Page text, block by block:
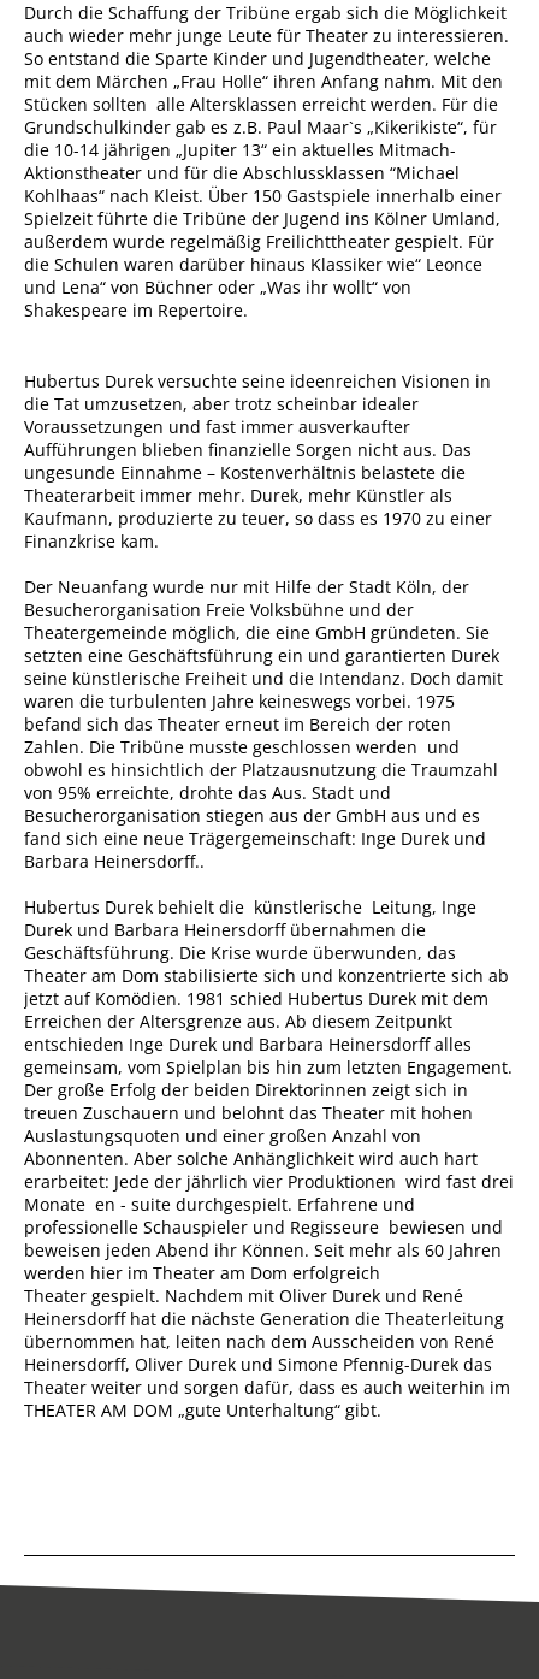
Durch die Schaffung der Tribüne ergab sich die Möglichkeit
auch wieder mehr junge Leute für Theater zu interessieren.
So entstand die Sparte Kinder und Jugendtheater, welche
mit dem Märchen „Frau Holle“ ihren Anfang nahm. Mit den
Stücken sollten alle Altersklassen erreicht werden. Für die
Grundschulkinder gab es z.B. Paul Maar`s „Kikerikiste“, für
die 10-14 jährigen „Jupiter 13“ ein aktuelles Mitmach-
Aktionstheater und für die Abschlussklassen “Michael
Kohlhaas“ nach Kleist. Über 150 Gastspiele innerhalb einer
Spielzeit führte die Tribüne der Jugend ins Kölner Umland,
außerdem wurde regelmäßig Freilichttheater gespielt. Für
die Schulen waren darüber hinaus Klassiker wie“ Leonce
und Lena“ von Büchner oder „Was ihr wollt“ von
Shakespeare im Repertoire.
Hubertus Durek versuchte seine ideenreichen Visionen in
die Tat umzusetzen, aber trotz scheinbar idealer
Voraussetzungen und fast immer ausverkaufter
Aufführungen blieben finanzielle Sorgen nicht aus. Das
ungesunde Einnahme – Kostenverhältnis belastete die
Theaterarbeit immer mehr. Durek, mehr Künstler als
Kaufmann, produzierte zu teuer, so dass es 1970 zu einer
Finanzkrise kam.
Der Neuanfang wurde nur mit Hilfe der Stadt Köln, der
Besucherorganisation Freie Volksbühne und der
Theatergemeinde möglich, die eine GmbH gründeten. Sie
setzten eine Geschäftsführung ein und garantierten Durek
seine künstlerische Freiheit und die Intendanz. Doch damit
waren die turbulenten Jahre keineswegs vorbei. 1975
befand sich das Theater erneut im Bereich der roten
Zahlen. Die Tribüne musste geschlossen werden und
obwohl es hinsichtlich der Platzausnutzung die Traumzahl
von 95% erreichte, drohte das Aus. Stadt und
Besucherorganisation stiegen aus der GmbH aus und es
fand sich eine neue Trägergemeinschaft: Inge Durek und
Barbara Heinersdorff..
Hubertus Durek behielt die künstlerische Leitung, Inge
Durek und Barbara Heinersdorff übernahmen die
Geschäftsführung. Die Krise wurde überwunden, das
Theater am Dom stabilisierte sich und konzentrierte sich ab
jetzt auf Komödien. 1981 schied Hubertus Durek mit dem
Erreichen der Altersgrenze aus. Ab diesem Zeitpunkt
entschieden Inge Durek und Barbara Heinersdorff alles
gemeinsam, vom Spielplan bis hin zum letzten Engagement.
Der große Erfolg der beiden Direktorinnen zeigt sich in
treuen Zuschauern und belohnt das Theater mit hohen
Auslastungsquoten und einer großen Anzahl von
Abonnenten. Aber solche Anhänglichkeit wird auch hart
erarbeitet: Jede der jährlich vier Produktionen wird fast drei
Monate en - suite durchgespielt. Erfahrene und
professionelle Schauspieler und Regisseure bewiesen und
beweisen jeden Abend ihr Können. Seit mehr als 60 Jahren
werden hier im Theater am Dom erfolgreich
Theater gespielt. Nachdem mit Oliver Durek und René
Heinersdorff hat die nächste Generation die Theaterleitung
übernommen hat, leiten nach dem Ausscheiden von René
Heinersdorff, Oliver Durek und Simone Pfennig-Durek das
Theater weiter und sorgen dafür, dass es auch weiterhin im
THEATER AM DOM „gute Unterhaltung“ gibt.